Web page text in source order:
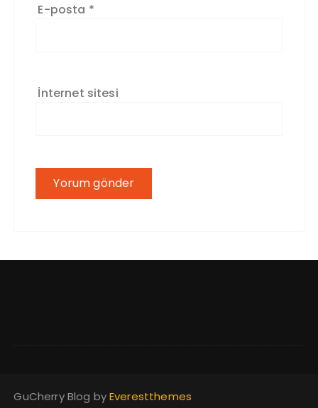
E-posta *
İnternet sitesi
GuCherry Blog byEverestthemes